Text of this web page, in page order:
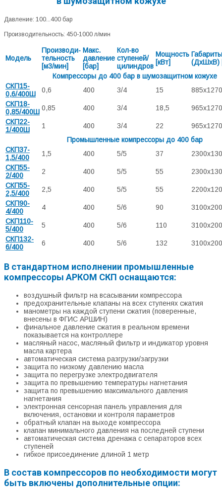
Давление: 100...400 бар
Производительность: 450-1000 л/мин
Модель
Производи-
тельность
[м3/мин]
Макс.
давление
[бар]
Кол-во
ступеней/
цилиндров
Мощность
[кВт]
Габариты
(ДхШхВ)
Компрессоры до 400 бар в шумозащитном кожухе
СКП15-
0,6/400Ш
0,6 400 3/4 15
СКП18-
0,85/400Ш 0,85 400 3/4 18,5
СКП22-
1/400Ш
1 400 3/4 22
Промышленные компрессоры до 400 бар
СКП37-
1,5/400
1,5 400 5/5 37
СКП55-
2/400
2 400 5/5 55
СКП55-
2,5/400
2,5 400 5/5 55
СКП90-
4/400
4 400 5/6 90
СКП110-
5/400
5 400 5/6 110
СКП132-
6/400
6 400 5/6 132
В стандартном исполнении промышленные
компрессоры АРКОМ СКП оснащаются:
воздушный фильтр на всасывании компрессора
предохранительные клапаны на всех ступенях сжатия
манометры на каждой ступени сжатия (поверенные,
внесены в ФГИС АРШИН)
финальное давление сжатия в реальном времени
показывается на контроллере
масляный насос, масляный фильтр и индикатор уровня
масла картера
автоматическая система разгрузки/загрузки
защита по низкому давлению масла
защита по перегрузке электродвигателя
защита по превышению температуры нагнетания
защита по превышению максимального давления
нагнетания
электронная сенсорная панель управления для
включения, остановки и контроля параметров
обратный клапан на выходе компрессора
клапан минимального давления на последней ступени
автоматическая система дренажа с сепараторов всех
ступеней
гибкое присоединение длиной 1 метр
В состав компрессоров по необходимости могут
быть включены дополнительные опции: